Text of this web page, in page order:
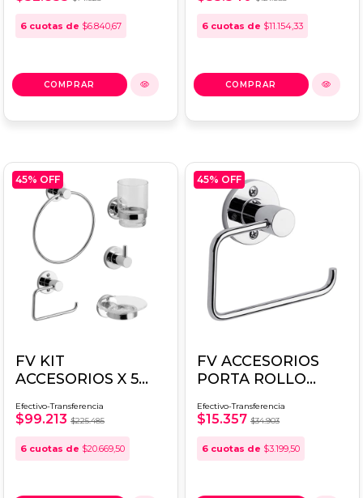
6 cuotas de $6.840,67 6 cuotas de $11.154,33
45% OFF
FV KIT
ACCESORIOS X 5
0179.05/B1
Efectivo-Transferencia
$99.213 $225.485
6 cuotas de $20.669,50
45% OFF
FV ACCESORIOS
PORTA ROLLO
Efectivo-Transferencia
$15.357 $34.903
6 cuotas de $3.199,50